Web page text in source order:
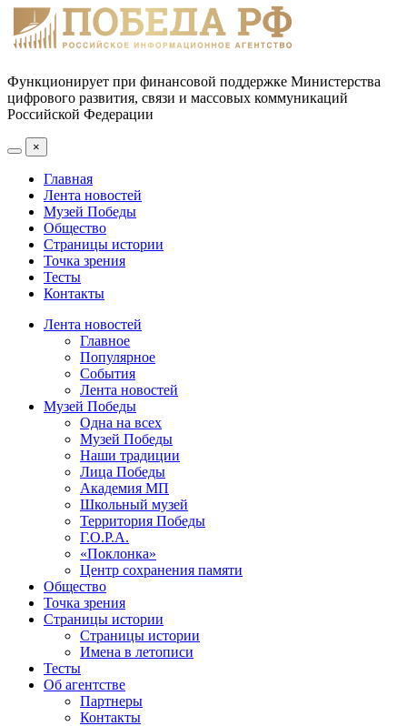
Функционирует при финансовой поддержке Министерства
цифрового развития, связи и массовых коммуникаций
Российской Федерации
×
Главная
Лента новостей
Музей Победы
Общество
Страницы истории
Точка зрения
Тесты
Контакты
Лента новостей
Главное
Популярное
События
Лента новостей
Музей Победы
Одна на всех
Музей Победы
Наши традиции
Лица Победы
Академия МП
Школьный музей
Территория Победы
Г.О.Р.А.
«Поклонка»
Центр сохранения памяти
Общество
Точка зрения
Страницы истории
Страницы истории
Имена в летописи
Тесты
Об агентстве
Партнеры
Контакты